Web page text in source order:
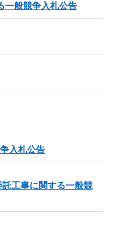
般競争入札公告
入札公告
工事に関する一般競